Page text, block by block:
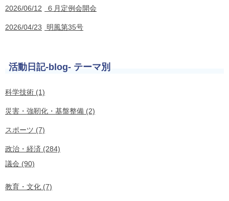
2026/06/12 ６月定例会開会
2026/04/23 明風第35号
活動日記-blog- テーマ別
科学技術 (1)
災害・強靭化・基盤整備 (2)
スポーツ (7)
政治・経済 (284)
議会 (90)
教育・文化 (7)